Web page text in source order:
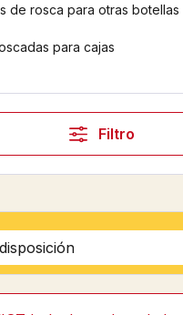
de rosca para otras botellas
para cajas
Filtro